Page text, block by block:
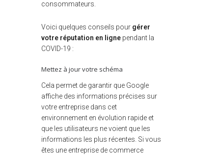
consommateurs.
Voici quelques conseils pour gérer
votre réputation en ligne pendant la
COVID-19 :
Mettez à jour votre schéma
Cela permet de garantir que Google
affiche des informations précises sur
votre entreprise dans cet
environnement en évolution rapide et
que les utilisateurs ne voient que les
informations les plus récentes. Si vous
êtes une entreprise de commerce